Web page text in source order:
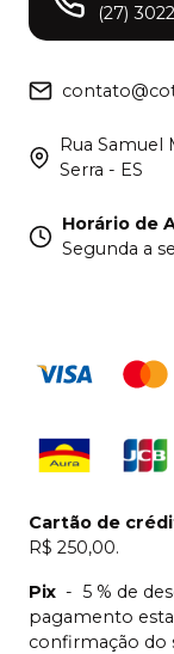
(27)
Rua Samuel
Serra - ES
Horário de
Segunda a
Cartão de
R$ 250,00.
Pix - 5 % de
pagamento
confirmação do